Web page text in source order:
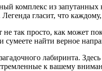
комплекс из запутанных
гласит, что
так просто, как может
сумеете найти верное
лабиринта.
к вашему